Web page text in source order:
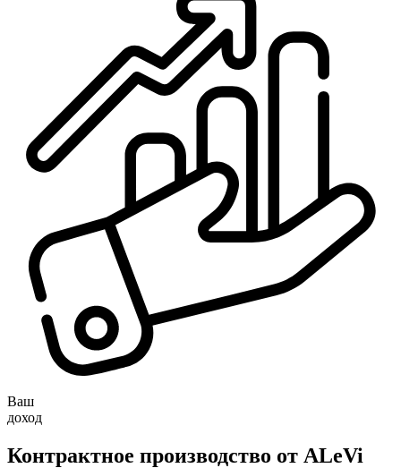
Ваш
доход
Контрактное производство от ALeVi